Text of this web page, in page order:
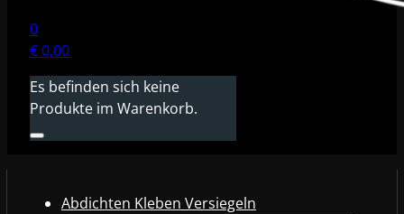
0
€0,00
Es befinden sich keine
Produkte im Warenkorb.
Abdichten Kleben Versiegeln